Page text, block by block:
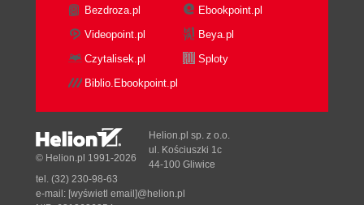
Bezdroza.pl
Ebookpoint.pl
Videopoint.pl
Beya.pl
Czytalisek.pl
Sploty
Biblio.Ebookpoint.pl
© Helion.pl 1991-2026
Helion.pl sp. z o.o.
ul. Kościuszki 1c
44-100 Gliwice
tel. (32) 230-98-63
e-mail: [wyświetl email]@helion.pl